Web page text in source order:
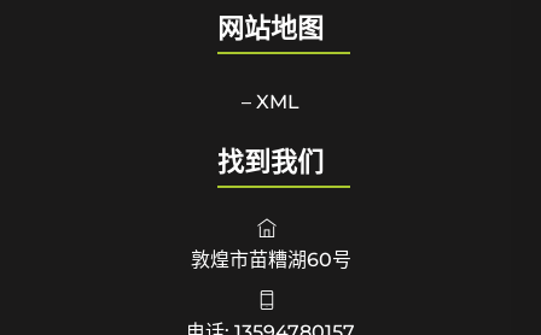
网站地图
– XML
找到我们
敦煌市苗糟湖60号